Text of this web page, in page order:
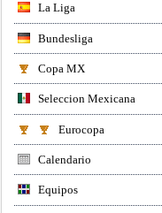
La Liga
Bundesliga
Copa MX
Seleccion Mexicana
Eurocopa
Calendario
Equipos